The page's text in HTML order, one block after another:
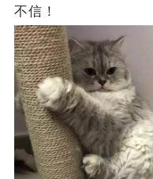
不信！